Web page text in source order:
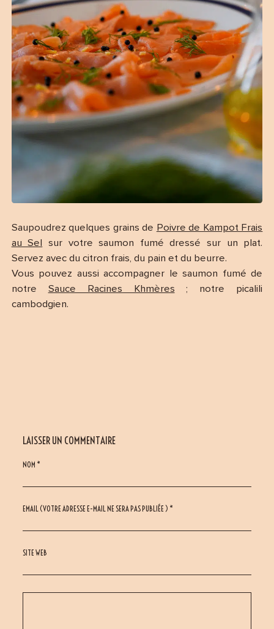
Saupoudrez quelques grains de Poivre de Kampot Frais
au Sel
sur votre saumon fumé dressé sur un plat.
Servez avec du citron frais, du pain et du beurre.
Vous pouvez aussi accompagner le saumon fumé de
notre Sauce Racines Khmères ; notre picalili
cambodgien.
LAISSER UN COMMENTAIRE
NOM *
EMAIL (VOTRE ADRESSE E-MAIL NE SERA PAS PUBLIÉE ) *
SITE WEB